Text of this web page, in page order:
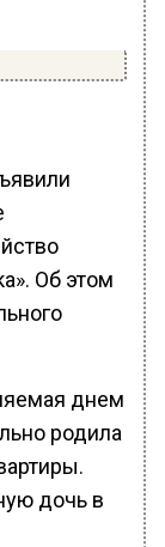
Об этом
днем
родила
дочь в